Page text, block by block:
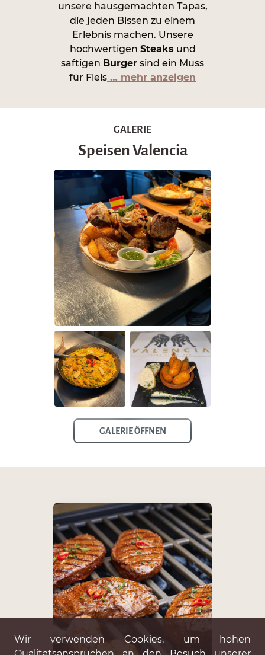
unsere hausgemachten Tapas,
die jeden Bissen zu einem
Erlebnis machen. Unsere
hochwertigen Steaks und
saftigen Burger sind ein Muss
für Fleis … mehr anzeigen
GALERIE
Speisen Valencia
GALERIE ÖFFNEN
Wir verwenden Cookies, um hohen